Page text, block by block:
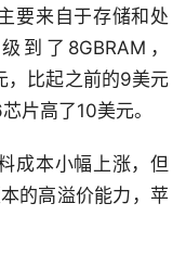
要来自于存储和处
到了8GBRAM，
，比起之前的9美元
片高了10美元。
成本小幅上涨，但
的高溢价能力，苹